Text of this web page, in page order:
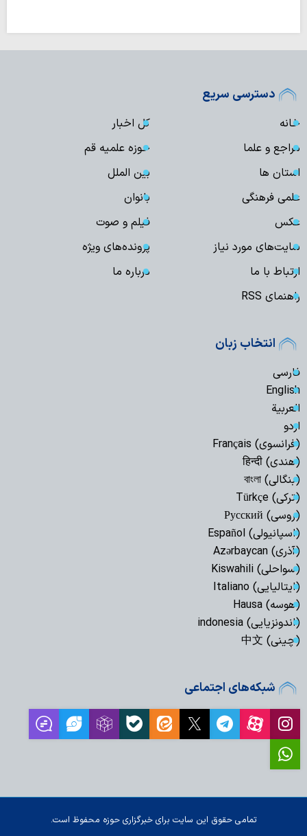
دسترسی سریع
خانه
کل اخبار
مراجع و علما
حوزه علمیه قم
استان ها
بین الملل
علمی فرهنگی
بانوان
عکس
فیلم و صوت
سایت‌های مورد نیاز
پرونده‌های ویژه
ارتباط با ما
درباره ما
راهنمای RSS
انتخاب زبان
فارسی
English
العربیة
اردو
(فرانسوی) Français
(هندی) हिन्दी
(بنگالی) বাংলা
(ترکی) Türkçe
(روسی) Русский
(اسپانیولی) Español
(آذری) Azərbaycan
(سواحلی) Kiswahili
(ایتالیایی) Italiano
(هوسه) Hausa
(اندونزیایی) indonesia
(چینی) 中文
شبکه‌های اجتماعی
تمامی حقوق این سایت برای خبرگزاری حوزه محفوظ است.